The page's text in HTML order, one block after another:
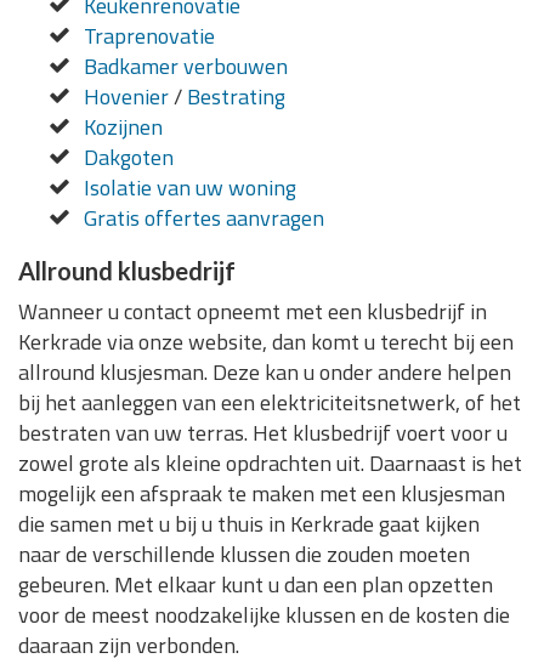
Traprenovatie
Badkamer verbouwen
Hovenier/Bestrating
Kozijnen
Dakgoten
Isolatie van uw woning
Gratis offertes aanvragen
Allround klusbedrijf
Wanneer u contact opneemt met een klusbedrijf in
Kerkrade via onze website, dan komt u terecht bij een
allround klusjesman. Deze kan u onder andere helpen
bij het aanleggen van een elektriciteitsnetwerk, of het
bestraten van uw terras. Het klusbedrijf voert voor u
zowel grote als kleine opdrachten uit. Daarnaast is het
mogelijk een afspraak te maken met een klusjesman
die samen met u bij u thuis in Kerkrade gaat kijken
naar de verschillende klussen die zouden moeten
gebeuren. Met elkaar kunt u dan een plan opzetten
voor de meest noodzakelijke klussen en de kosten die
daaraan zijn verbonden.